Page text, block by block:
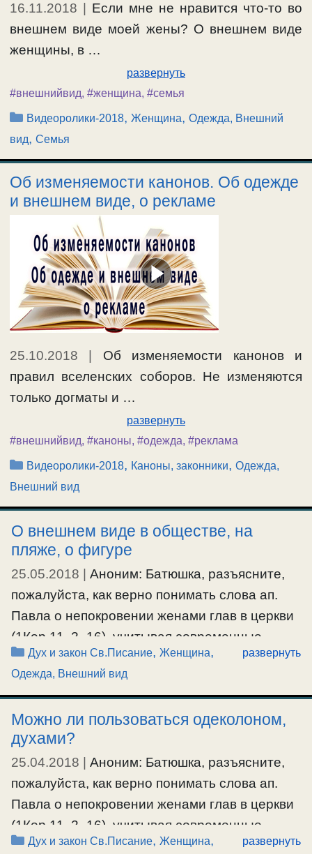
16.11.2018
Если мне не нравится что-то во
внешнем виде моей жены? О внешнем виде
женщины, в …
развернуть
#внешнийвид, #женщина, #семья
Рубрики
Видеоролики-2018,Женщина,Одежда, Внешний
вид, Семья
Об изменяемости канонов. Об одежде
и внешнем виде, о рекламе
25.10.2018
Об изменяемости канонов и
правил вселенских соборов. Не изменяются
только догматы и …
развернуть
#внешнийвид, #каноны, #одежда, #реклама
Рубрики
Видеоролики-2018, Каноны, законники,Одежда,
Внешний вид
О внешнем виде в обществе, на
пляже, о фигуре
25.05.2018
Аноним: Батюшка, разъясните,
пожалуйста, как верно понимать слова ап.
Павла о непокровении женами глав в церкви
(1Кор.11, 2–16), учитывая современные
обстоятельства, чтобы не впадать в
обрядоверие и законничество?
#внешнийвид, #женщина,#одежда
Рубрики
Дух и закон Св.Писание,Женщина,
Одежда, Внешний вид
развернуть
Можно ли пользоваться одеколоном,
духами?
25.04.2018 | Аноним: Батюшка, разъясните,
пожалуйста, как верно понимать слова ап.
Павла о непокровении женами глав в церкви
(1Кор.11, 2–16), учитывая современные
обстоятельства, чтобы не впадать в
Рубрики
Дух и закон Св.Писание,Женщина, развернуть